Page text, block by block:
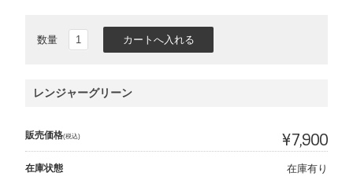
数量
レンジャーグリーン
販売価格(税込) ¥7,900
在庫状態 在庫有り